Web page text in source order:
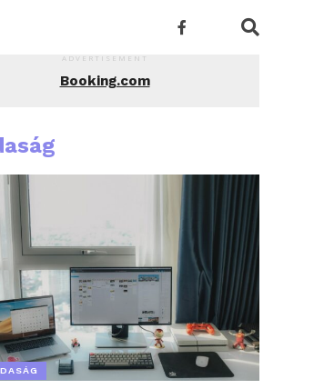
ADVERTISEMENT
Booking.com